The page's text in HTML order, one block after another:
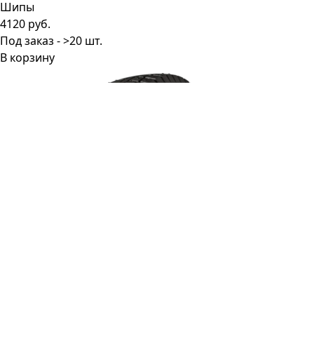
4120 руб.
Под заказ - >20 шт.
В корзину